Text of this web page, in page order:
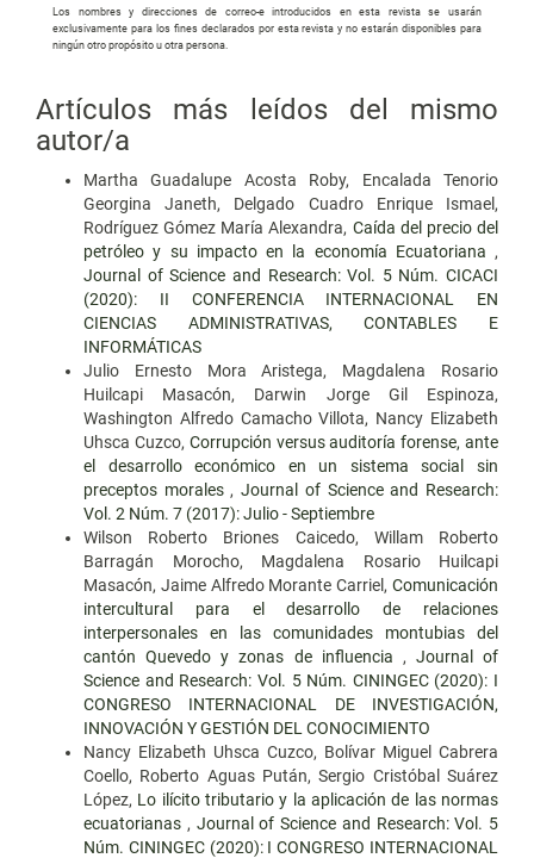
Los nombres y direcciones de correo-e introducidos en esta revista se usarán
exclusivamente para los fines declarados por esta revista y no estarán disponibles para
ningún otro propósito u otra persona.
Artículos más leídos del mismo
autor/a
Martha Guadalupe Acosta Roby, Encalada Tenorio
Georgina Janeth, Delgado Cuadro Enrique Ismael,
Rodríguez Gómez María Alexandra, Caída del precio del
petróleo y su impacto en la economía Ecuatoriana ,
Journal of Science and Research: Vol. 5 Núm. CICACI
(2020): II CONFERENCIA INTERNACIONAL EN
CIENCIAS ADMINISTRATIVAS, CONTABLES E
INFORMÁTICAS
Julio Ernesto Mora Aristega, Magdalena Rosario
Huilcapi Masacón, Darwin Jorge Gil Espinoza,
Washington Alfredo Camacho Villota, Nancy Elizabeth
Uhsca Cuzco, Corrupción versus auditoría forense, ante
el desarrollo económico en un sistema social sin
preceptos morales ,Journal of Science and Research:
Vol. 2 Núm. 7 (2017): Julio - Septiembre
Wilson Roberto Briones Caicedo, Willam Roberto
Barragán Morocho, Magdalena Rosario Huilcapi
Masacón, Jaime Alfredo Morante Carriel, Comunicación
intercultural para el desarrollo de relaciones
interpersonales en las comunidades montubias del
cantón Quevedo y zonas de influencia , Journal of
Science and Research: Vol. 5 Núm. CININGEC (2020): I
CONGRESO INTERNACIONAL DE INVESTIGACIÓN,
INNOVACIÓN Y GESTIÓN DEL CONOCIMIENTO
Nancy Elizabeth Uhsca Cuzco, Bolívar Miguel Cabrera
Coello, Roberto Aguas Pután, Sergio Cristóbal Suárez
López, Lo ilícito tributario y la aplicación de las normas
ecuatorianas , Journal of Science and Research: Vol. 5
Núm. CININGEC (2020): I CONGRESO INTERNACIONAL